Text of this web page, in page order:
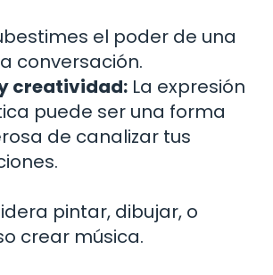
el poder de una
conversación.
creatividad: La expresión
puede ser una forma
de canalizar tus
pintar, dibujar, o
crear música.